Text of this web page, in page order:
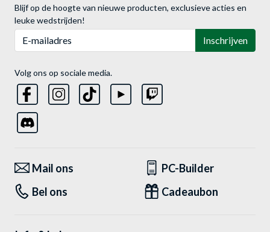
Blijf op de hoogte van nieuwe producten, exclusieve acties en
leuke wedstrijden!
Inschrijven
Volg ons op sociale media.
Mail ons
PC-Builder
Bel ons
Cadeaubon